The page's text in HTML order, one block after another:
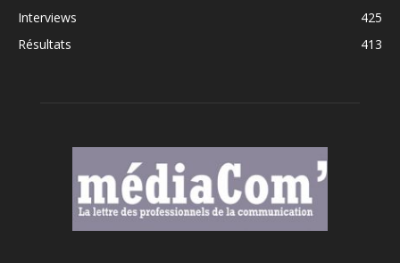
Interviews
425
Résultats
413